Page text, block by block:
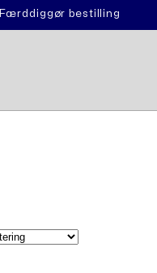
Færddiggør bestilling